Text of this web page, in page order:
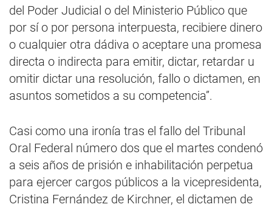
del Poder Judicial o del Ministerio Público que
por sí o por persona interpuesta, recibiere dinero
o cualquier otra dádiva o aceptare una promesa
directa o indirecta para emitir, dictar, retardar u
omitir dictar una resolución, fallo o dictamen, en
asuntos sometidos a su competencia”.
Casi como una ironía tras el fallo del Tribunal
Oral Federal número dos que el martes condenó
a seis años de prisión e inhabilitación perpetua
para ejercer cargos públicos a la vicepresidenta,
Cristina Fernández de Kirchner, el dictamen de